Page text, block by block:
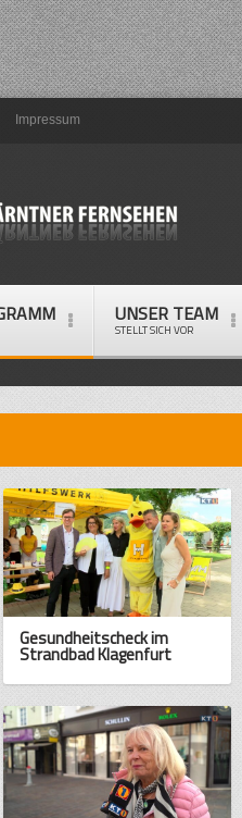
Impressum
UNSER TEAM
STELLT SICH VOR
Gesundheitscheck im
Strandbad Klagenfurt